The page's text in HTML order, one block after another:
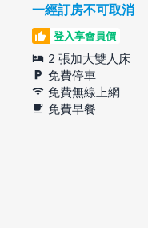
一經訂房不可取消
登入享會員價
2 張加大雙人床
免費停車
免費無線上網
免費早餐